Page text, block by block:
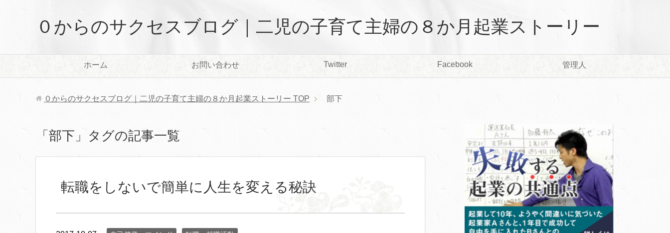
０からのサクセスブログ｜二児の子育て主婦の８か月起業ストーリー
ホーム お問い合わせ Twitter Facebook 管理人
０からのサクセスブログ｜二児の子育て主婦の８か月起業ストーリー TOP 部下
「部下」タグの記事一覧
転職をしないで簡単に人生を変える秘訣